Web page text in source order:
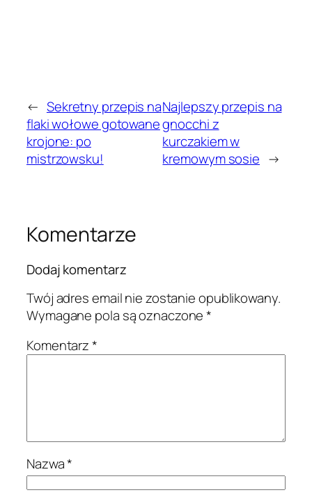
← Sekretny przepis na
flaki wołowe gotowane
krojone: po
mistrzowsku!
Najlepszy przepis na
gnocchi z
kurczakiem w
kremowym sosie →
Komentarze
Dodaj komentarz
Twój adres email nie zostanie opublikowany.
Wymagane pola są oznaczone*
Komentarz*
Nazwa*